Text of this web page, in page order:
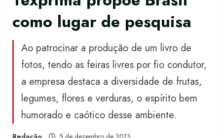
como lugar de pesquisa
Ao patrocinar a produção de um livro de
fotos, tendo as feiras livres por fio condutor,
a empresa destaca a diversidade de frutas,
legumes, flores e verduras, o espírito bem
humorado e caótico desse ambiente.